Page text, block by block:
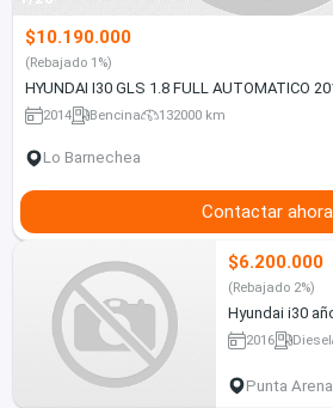
$10.190.000
(Rebajado 1%)
HYUNDAI I30 GLS 1.8
2014 Bencina 132000 km
Lo Barnechea
Contactar ahora
$6.200.000
(Rebajado 2%)
Hyundai i30
2016 Diesel
Punta